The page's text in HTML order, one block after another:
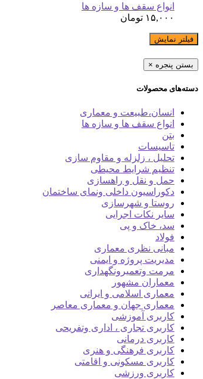
انواع سقف ها و سازه ها
۱۵,۰۰۰ تومان
فیلتر نمایش
بستن پنجره ×
دسته‌های محصولات
انسان،طبیعت و معماری
انواع سقف ها و سازه ها
بتن
تاسیسات
تحلیل ، زلزله و مقاوم سازی
تنظیم شرایط محیطی
حمل و نقل و راهسازی
دکوراسیون داخلی ونمای ساختمان
روستا و شهرسازی
سایر نکات اجرایی
سد، خاک و پی
فولاد
مبانی نظری معماری
مدیریت پروژه و ایمنی
مرمت وتعمیرونگهداری
معماران مشهور
معماری اسلامی و ایرانی
معماری جهان و معماری معاصر
کاربری آموزشی
کاربری تجاری ، اداری وتفریحی
کاربری درمانی
کاربری فرهنگی و هنری
کاربری مسکونی و اقامتی
کاربری ورزشی